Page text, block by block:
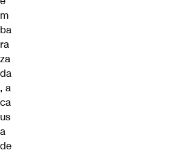
m
ba
ra
za
da
, a
ca
us
a
de